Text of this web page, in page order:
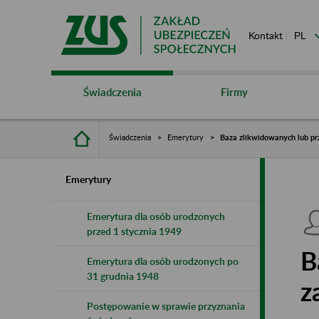
Kontakt
Świadczenia Firmy
Świadczenia Emerytury Baza zlikwidowanych lub
Emerytury
Emerytura dla osób urodzonych
przed 1 stycznia 1949
Emerytura dla osób urodzonych po
31 grudnia 1948
Postępowanie w sprawie przyznania